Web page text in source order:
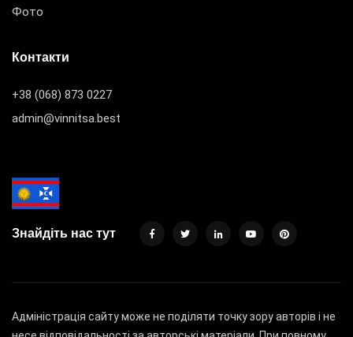
Фото
Контакти
+38 (068) 873 0227
admin@vinnitsa.best
Знайдіть нас тут
Адміністрація сайту може не поділяти точку зору авторів і не